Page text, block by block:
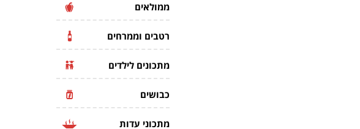
ממולאים
רטבים וממרחים
מתכונים לילדים
כבושים
מתכוני עדות